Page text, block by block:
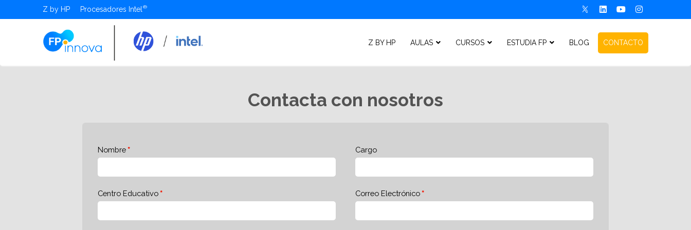
Z by HP Procesadores Intel
Z BY HP AULAS CURSOS ESTUDIA FP BLOG CONTACTO
Contacta con nosotros
Nombre Cargo
Centro Educativo Correo Electrónico